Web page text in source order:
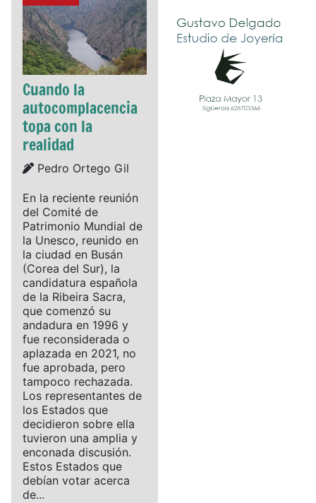
Cuando la
autocomplacencia
topa con la
realidad
Details
Pedro Ortego Gil
En la reciente reunión
del Comité de
Patrimonio Mundial de
la Unesco, reunido en
la ciudad en Busán
(Corea del Sur), la
candidatura española
de la Ribeira Sacra,
que comenzó su
andadura en 1996 y
fue reconsiderada o
aplazada en 2021, no
fue aprobada, pero
tampoco rechazada.
Los representantes de
los Estados que
decidieron sobre ella
tuvieron una amplia y
enconada discusión.
Estos Estados que
debían votar acerca
de...